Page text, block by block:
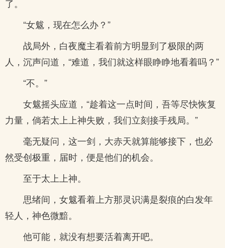
了。
“女魃，现在怎么办？”
战局外，白夜魔主看着前方明显到了极限的两
人，沉声问道，“难道，我们就这样眼睁睁地看着吗？”
“不。”
女魃摇头应道，“趁着这一点时间，吾等尽快恢复
力量，倘若太上上神失败，我们立刻接手残局。”
毫无疑问，这一剑，大赤天就算能够接下，也必
然受创极重，届时，便是他们的机会。
至于太上上神。
思绪间，女魃看着上方那灵识满是裂痕的白发年
轻人，神色微黯。
他可能，就没有想要活着离开吧。